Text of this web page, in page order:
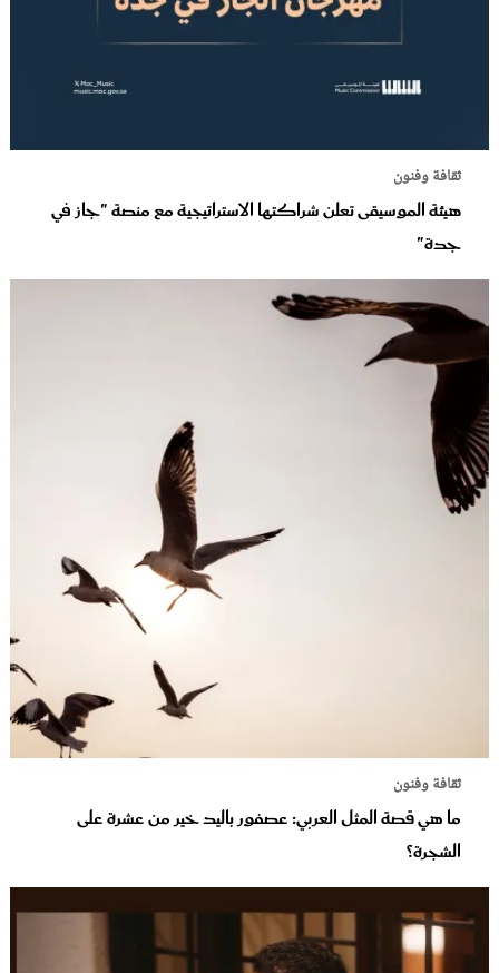
ثقافة وفنون
هيئة الموسيقى تعلن شراكتها الاستراتيجية مع منصة "جاز في
جدة"
ثقافة وفنون
ما هي قصة المثل العربي: عصفور باليد خير من عشرة على
الشجرة؟